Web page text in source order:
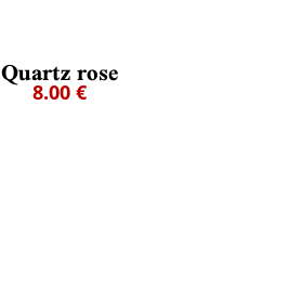
Quartz rose
8.00 €